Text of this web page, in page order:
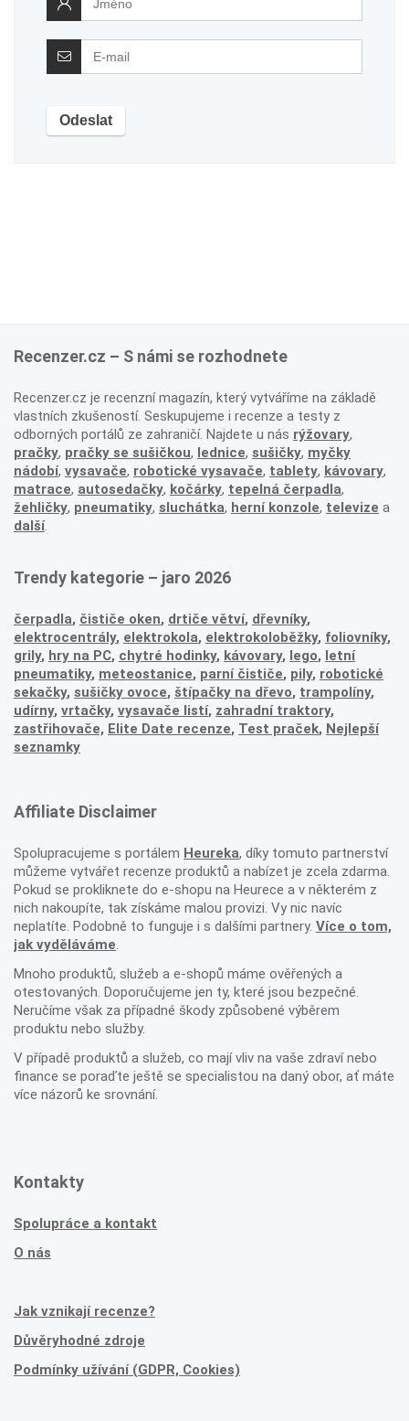
Recenzer.cz – S námi se rozhodnete
Recenzer.cz je recenzní magazín, který vytváříme na základě
vlastních zkušeností. Seskupujeme i recenze a testy z
odborných portálů ze zahraničí. Najdete u nás rýžovary,
pračky, pračky se sušičkou, lednice, sušičky, myčky
nádobí, vysavače, robotické vysavače, tablety, kávovary,
matrace, autosedačky, kočárky, tepelná čerpadla,
žehličky, pneumatiky, sluchátka, herní konzole, televize a
další.
Trendy kategorie – jaro 2026
čerpadla, čističe oken, drtiče větví, dřevníky,
elektrocentrály, elektrokola, elektrokoloběžky, foliovníky,
grily, hry na PC, chytré hodinky, kávovary, lego, letní
pneumatiky, meteostanice, parní čističe, pily, robotické
sekačky, sušičky ovoce, štípačky na dřevo, trampolíny,
udírny, vrtačky, vysavače listí, zahradní traktory,
zastřihovače, Elite Date recenze, Test praček, Nejlepší
seznamky
Affiliate Disclaimer
Spolupracujeme s portálem Heureka, díky tomuto partnerství
můžeme vytvářet recenze produktů a nabízet je zcela zdarma.
Pokud se prokliknete do e-shopu na Heurece a v některém z
nich nakoupíte, tak získáme malou provizi. Vy nic navíc
neplatíte. Podobně to funguje i s dalšími partnery. Více o tom,
jak vyděláváme.
Mnoho produktů, služeb a e-shopů máme ověřených a
otestovaných. Doporučujeme jen ty, které jsou bezpečné.
Neručíme však za případné škody způsobené výběrem
produktu nebo služby.
V případě produktů a služeb, co mají vliv na vaše zdraví nebo
finance se poraďte ještě se specialistou na daný obor, ať máte
více názorů ke srovnání.
Kontakty
Spolupráce a kontakt
O nás
Jak vznikají recenze?
Důvěryhodné zdroje
Podmínky užívání (GDPR, Cookies)